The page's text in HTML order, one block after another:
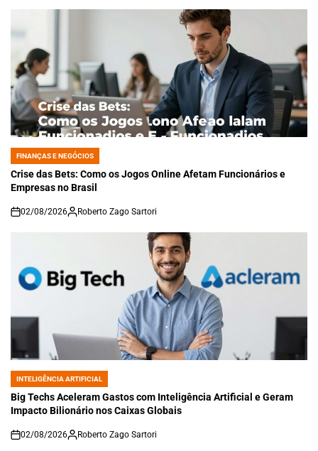
POSTED
IN
FINANÇAS E NEGÓCIOS
Crise das Bets: Como os Jogos Online Afetam Funcionários e
Empresas no Brasil
on
02/08/2026 Roberto Zago Sartori
POSTED
IN
INTELIGÊNCIA ARTIFICIAL
Big Techs Aceleram Gastos com Inteligência Artificial e Geram
Impacto Bilionário nos Caixas Globais
on
02/08/2026 Roberto Zago Sartori